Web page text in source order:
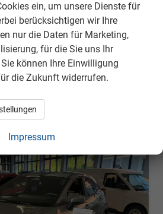
Außenfarbe Fantastic Red Metallic
Kilometerstand 5.000 km
Details
g/km
ein, um unsere Dienste für
berücksichtigen wir Ihre
nur die Daten für Marketing,
für die Sie uns Ihr
können Ihre Einwilligung
die Zukunft widerrufen.
Impressum